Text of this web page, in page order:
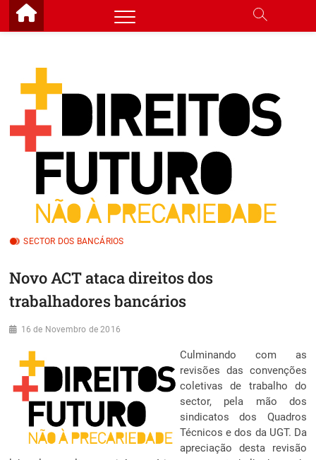
Skip
SECTOR DOS BANCÁRIOS
Novo ACT ataca direitos dos
trabalhadores bancários
16 de Novembro de 2016
Culminando com as
revisões das convenções
coletivas de trabalho do
sector, pela mão dos
sindicatos dos Quadros
Técnicos e dos da UGT. Da
apreciação desta revisão